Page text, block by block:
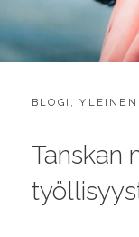
CATEGORIES:
BLOGI ,YLEINEN
Tanskan